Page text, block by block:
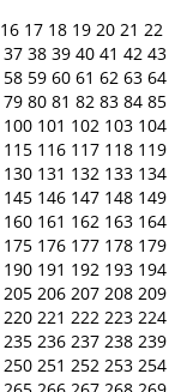
16 17 18 19 20 21 22
37 38 39 40 41 42 43
58 59 60 61 62 63 64
79 80 81 82 83 84 85
100 101 102 103 104
115 116 117 118 119
130 131 132 133 134
145 146 147 148 149
160 161 162 163 164
175 176 177 178 179
190 191 192 193 194
205 206 207 208 209
220 221 222 223 224
235 236 237 238 239
250 251 252 253 254